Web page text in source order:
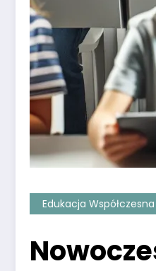
Edukacja Współczesna